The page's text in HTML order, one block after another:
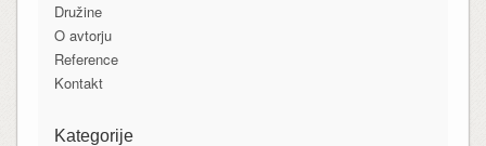
Družine
O avtorju
Reference
Kontakt
Kategorije